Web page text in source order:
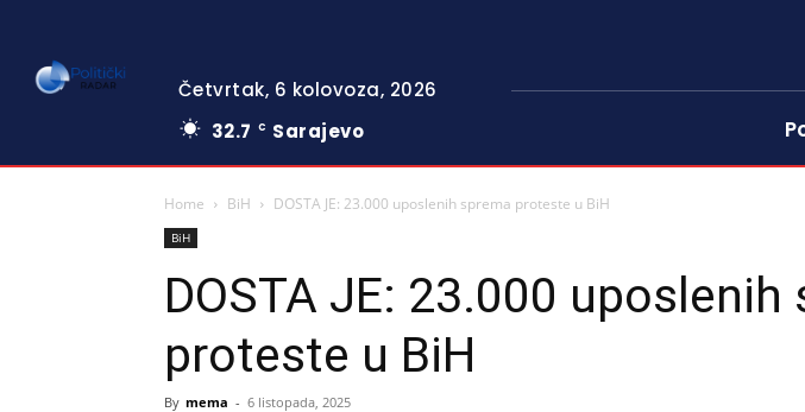
Četvrtak, 6 kolovoza, 2026
32.7
C Sarajevo
Home BiH DOSTA JE: 23.000 uposlenih sprema proteste u BiH
BiH
DOSTA JE: 23.000 uposlenih
proteste u BiH
By mema - 6 listopada, 2025